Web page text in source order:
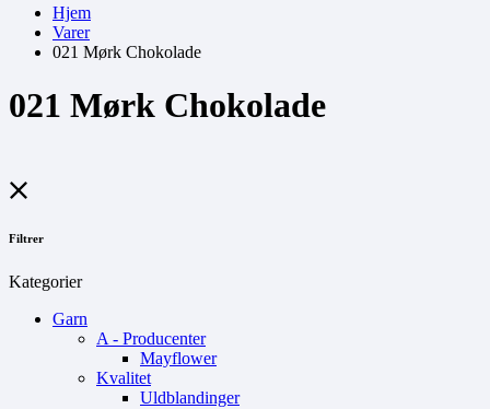
Hjem
Varer
021 Mørk Chokolade
021 Mørk Chokolade
Filtrer
Kategorier
Garn
A - Producenter
Mayflower
Kvalitet
Uldblandinger